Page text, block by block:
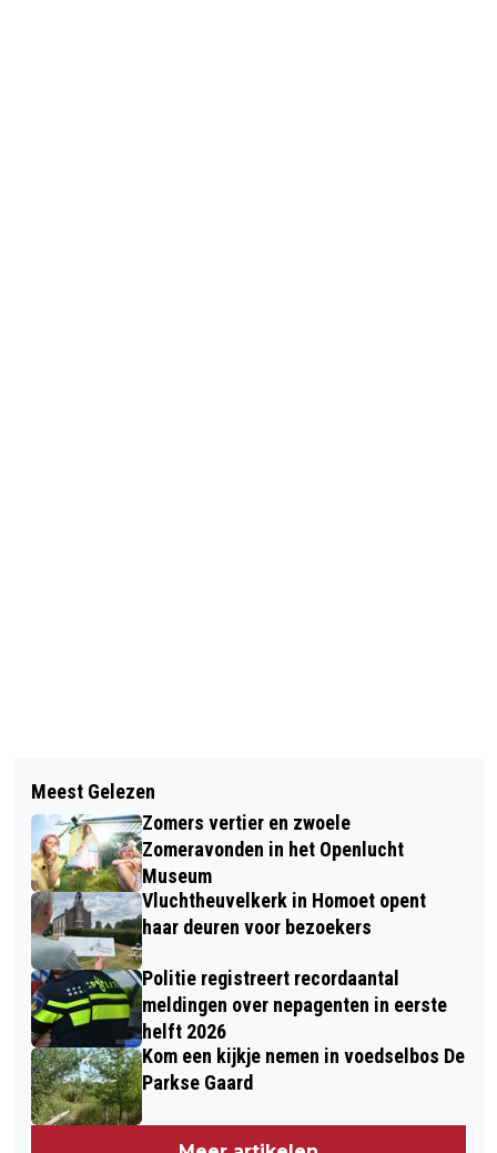
VERDACHTE PINT IN DRIEL MET
GESTOLEN PAS VAN 83-JARIGE DAME
UIT DOORWERTH
NIEUW ERFGOEDKUNSTWERK BRENGT
ROMEINSE GESCHIEDENIS TOT LEVEN
IN OOSTERHOUT
Meest Gelezen
Zomers vertier en zwoele
Zomeravonden in het Openlucht
Museum
Vluchtheuvelkerk in Homoet opent
haar deuren voor bezoekers
Politie registreert recordaantal
meldingen over nepagenten in eerste
helft 2026
Kom een kijkje nemen in voedselbos De
Parkse Gaard